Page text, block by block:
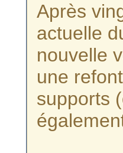
Après
actuelle
nouvelle
une
supports